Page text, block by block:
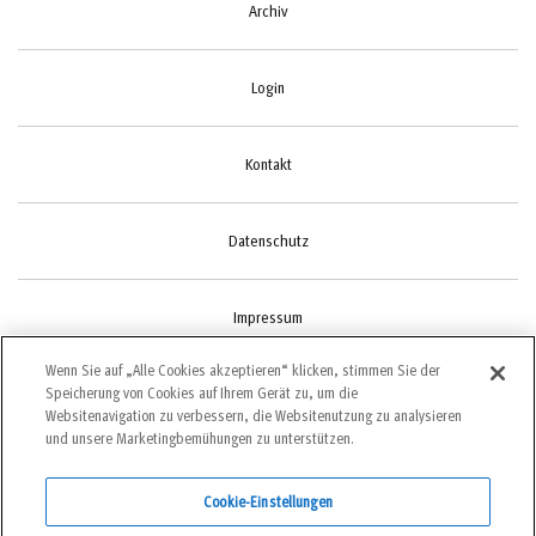
Archiv
Login
Kontakt
Datenschutz
Impressum
Cookie-Einstellungen
Wenn Sie auf „Alle Cookies akzeptieren“ klicken, stimmen Sie der
Speicherung von Cookies auf Ihrem Gerät zu, um die
Websitenavigation zu verbessern, die Websitenutzung zu analysieren
und unsere Marketingbemühungen zu unterstützen.
Cookie-Einstellungen